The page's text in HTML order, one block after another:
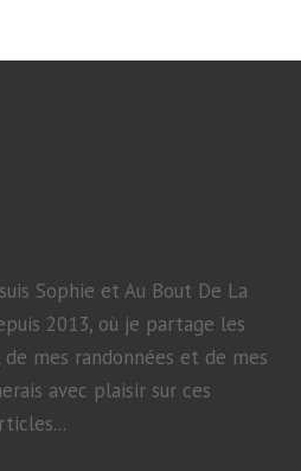
Sophie et Au Bout De La
2013, où je partage les
mes randonnées et de mes
avec plaisir sur ces